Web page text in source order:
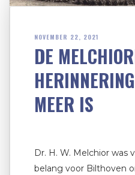
NOVEMBER 22, 2021
DE
MEER IS
Dr. H. W. Melchior was
belang voor Bilthoven